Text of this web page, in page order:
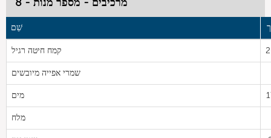
שֵׁם
קמח חיטה רגיל
שמרי אפייה מיובשים
מים
מלח